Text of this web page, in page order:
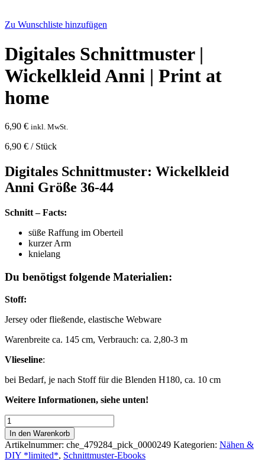
Zu Wunschliste hinzufügen
Digitales Schnittmuster |
Wickelkleid Anni | Print at
home
6,90 € inkl. MwSt.
6,90 € / Stück
Digitales Schnittmuster: Wickelkleid
Anni Größe 36-44
Schnitt – Facts:
süße Raffung im Oberteil
kurzer Arm
knielang
Du benötigst folgende Materialien:
Stoff:
Jersey oder fließende, elastische Webware
Warenbreite ca. 145 cm, Verbrauch: ca. 2,80-3 m
Vlieseline:
bei Bedarf, je nach Stoff für die Blenden H180, ca. 10 cm
Weitere Informationen, siehe unten!
Digitales
Schnittmuster
|
Wickelkleid
Anni
In den Warenkorb
Artikelnummer: che_479284_pick_0000249 Kategorien: Nähen &
DIY *limited*, Schnittmuster-Ebooks